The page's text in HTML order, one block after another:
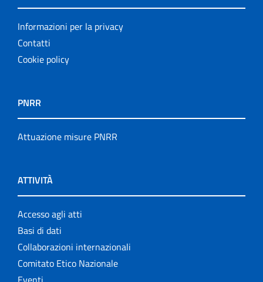
Informazioni per la privacy
Contatti
Cookie policy
PNRR
Attuazione misure PNRR
ATTIVITÀ
Accesso agli atti
Basi di dati
Collaborazioni internazionali
Comitato Etico Nazionale